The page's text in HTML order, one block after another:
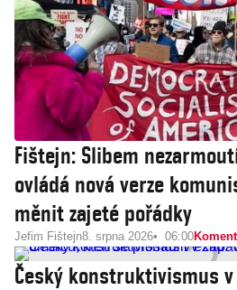
Fištejn: Slibem
ovládá nová verze
měnit zajeté pořádky
Jefim Fištejn8. srpna 2026 06:00
Český konstruktivismus